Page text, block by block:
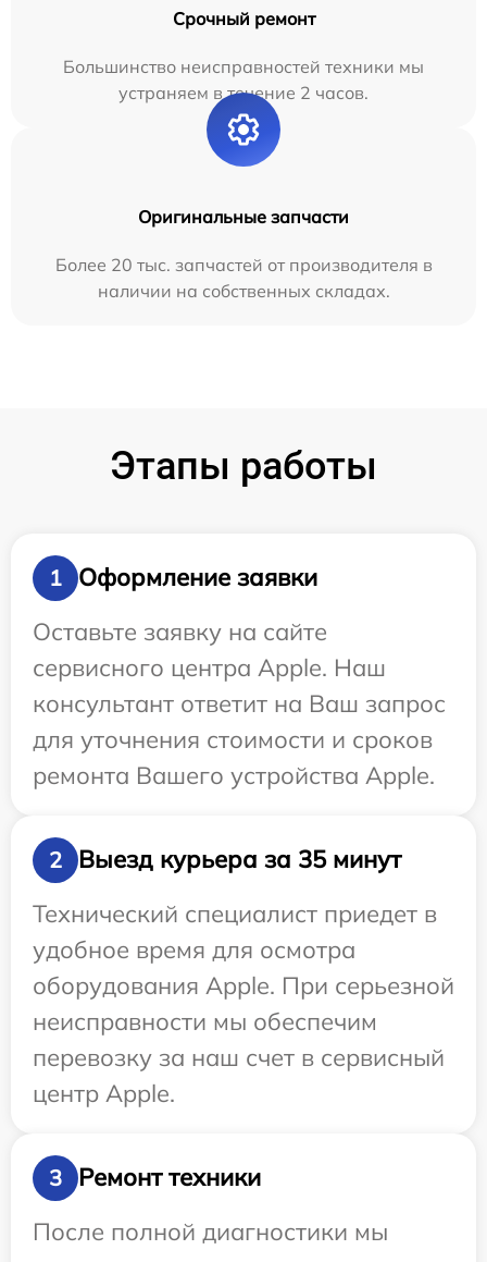
Срочный ремонт
Большинство неисправностей техники мы
устраняем в течение 2 часов.
Оригинальные запчасти
Более 20 тыс. запчастей от производителя в
наличии на собственных складах.
Этапы работы
1
Оформление заявки
Оставьте заявку на сайте
сервисного центра Apple. Наш
консультант ответит на Ваш запрос
для уточнения стоимости и сроков
ремонта Вашего устройства Apple.
2
Выезд курьера за 35 минут
Технический специалист приедет в
удобное время для осмотра
оборудования Apple. При серьезной
неисправности мы обеспечим
перевозку за наш счет в сервисный
центр Apple.
3
Ремонт техники
После полной диагностики мы